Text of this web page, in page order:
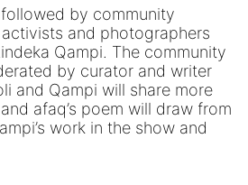
by community
and photographers
Qampi. The community
by curator and writer
and Qampi will share more
afaq’s poem will draw from
work in the show and